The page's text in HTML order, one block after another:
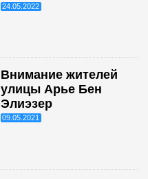
24.05.2022
Внимание жителей
улицы Арье Бен
Элиэзер
09.05.2021